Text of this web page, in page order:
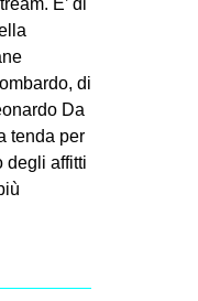
E’ di
di
Da
tenda per
degli affitti